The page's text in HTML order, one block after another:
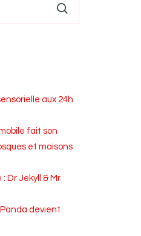
aux 24h
fait son
et maisons
Dr Jekyll & Mr
devient